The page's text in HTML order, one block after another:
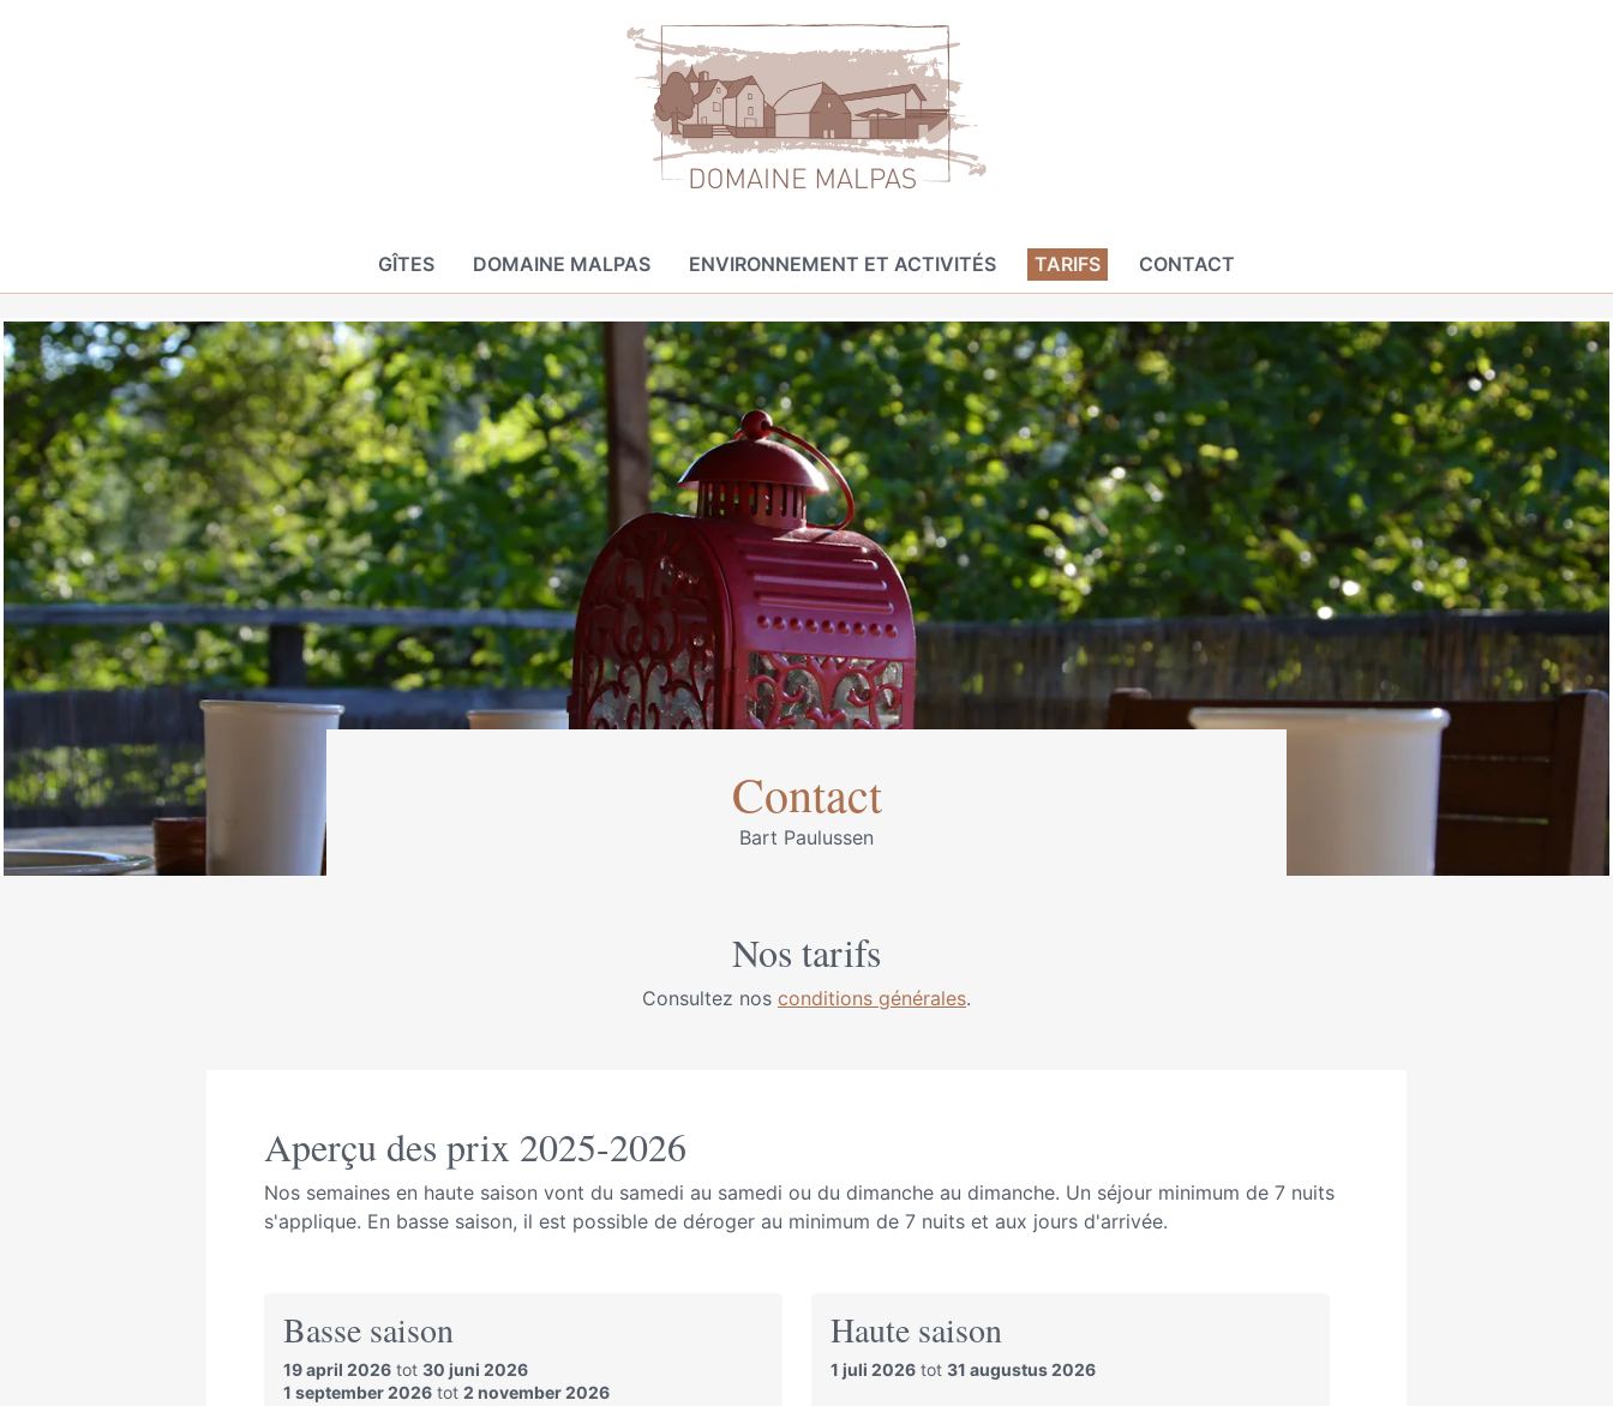
GÎTES DOMAINE MALPAS ENVIRONNEMENT ET ACTIVITÉS TARIFS CONTACT
Contact
Bart Paulussen
Nos tarifs
Consultez nos conditions générales.
Aperçu des prix 2025-2026
Nos semaines en haute saison vont du samedi au samedi ou du dimanche au dimanche. Un séjour minimum de 7 nuits
s'applique. En basse saison, il est possible de déroger au minimum de 7 nuits et aux jours d'arrivée.
Basse saison
19 april 2026 tot 30 juni 2026
1 september 2026 tot 2 november 2026
Haute saison
1 juli 2026 tot 31 augustus 2026